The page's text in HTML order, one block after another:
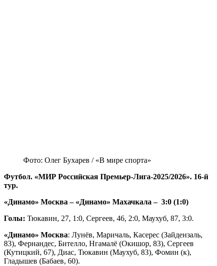
Фото: Олег Бухарев / «В мире спорта»
Футбол. «МИР Российская Премьер-Лига-2025/2026». 16-й
тур.
«Динамо» Москва – «Динамо» Махачкала – 3:0 (1:0)
Голы: Тюкавин, 27, 1:0, Сергеев, 46, 2:0, Маухуб, 87, 3:0.
«Динамо» Москва: Лунёв, Маричаль, Касерес (Зайдензаль,
83), Фернандес, Бителло, Нгамалё (Окишор, 83), Сергеев
(Кутицкий, 67), Диас, Тюкавин (Маухуб, 83), Фомин (к),
Гладышев (Бабаев, 60).